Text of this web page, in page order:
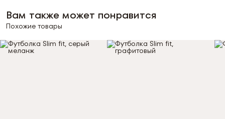
Вам также может понравится
Похожие товары